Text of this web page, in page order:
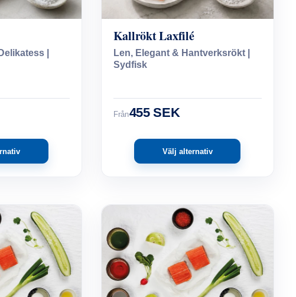
|
Kallrökt Laxfilé
Len, Elegant & Hantverksrökt |
Sydfisk
Från455 SEK
Välj alternativ